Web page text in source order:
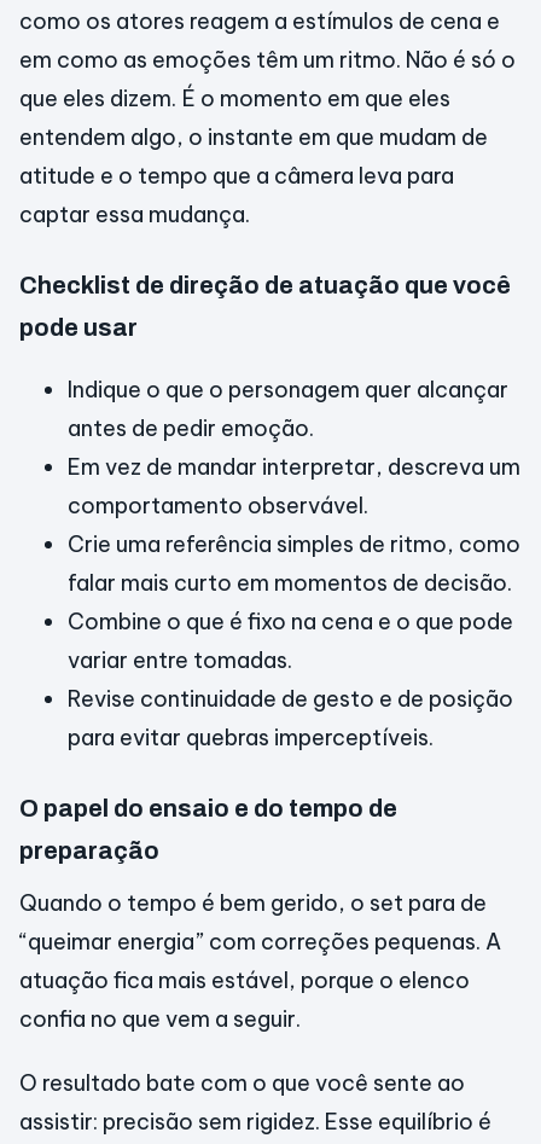
como os atores reagem a estímulos de cena e
em como as emoções têm um ritmo. Não é só o
que eles dizem. É o momento em que eles
entendem algo, o instante em que mudam de
atitude e o tempo que a câmera leva para
captar essa mudança.
Checklist de direção de atuação que você
pode usar
Indique o que o personagem quer alcançar
antes de pedir emoção.
Em vez de mandar interpretar, descreva um
comportamento observável.
Crie uma referência simples de ritmo, como
falar mais curto em momentos de decisão.
Combine o que é fixo na cena e o que pode
variar entre tomadas.
Revise continuidade de gesto e de posição
para evitar quebras imperceptíveis.
O papel do ensaio e do tempo de
preparação
Quando o tempo é bem gerido, o set para de
“queimar energia” com correções pequenas. A
atuação fica mais estável, porque o elenco
confia no que vem a seguir.
O resultado bate com o que você sente ao
assistir: precisão sem rigidez. Esse equilíbrio é